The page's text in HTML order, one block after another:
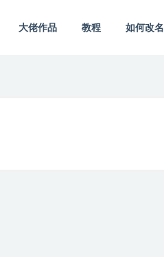
大佬作品 教程 如何改名